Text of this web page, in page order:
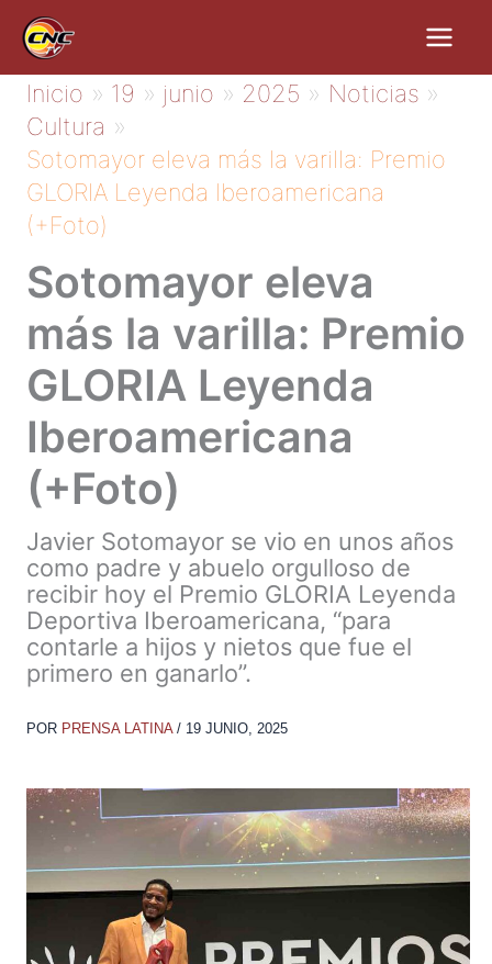
contenido
Inicio 19 junio 2025
Noticias
Cultura
Sotomayor eleva más la varilla: Premio
GLORIA Leyenda Iberoamericana
(+Foto)
Sotomayor eleva
más la varilla: Premio
GLORIA Leyenda
Iberoamericana
(+Foto)
Javier Sotomayor se vio en unos años
como padre y abuelo orgulloso de
recibir hoy el Premio GLORIA Leyenda
Deportiva Iberoamericana, “para
contarle a hijos y nietos que fue el
primero en ganarlo”.
POR PRENSA LATINA / 19 JUNIO, 2025